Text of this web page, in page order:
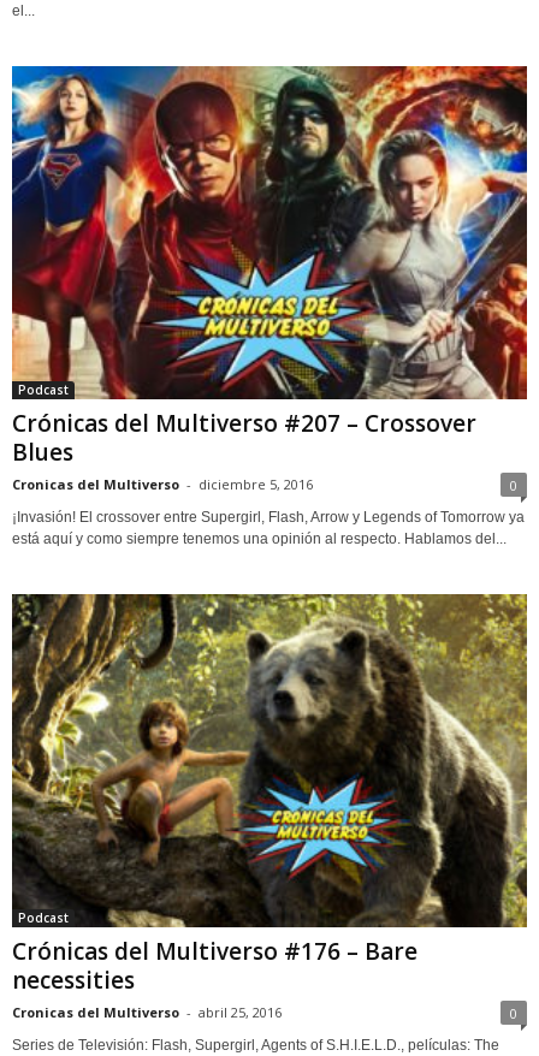
el...
Podcast
Crónicas del Multiverso #207 – Crossover
Blues
Cronicas del Multiverso - diciembre 5, 2016 0
¡Invasión! El crossover entre Supergirl, Flash, Arrow y Legends of Tomorrow ya
está aquí y como siempre tenemos una opinión al respecto. Hablamos del...
Podcast
Crónicas del Multiverso #176 – Bare
necessities
Cronicas del Multiverso - abril 25, 2016 0
Series de Televisión: Flash, Supergirl, Agents of S.H.I.E.L.D., películas: The